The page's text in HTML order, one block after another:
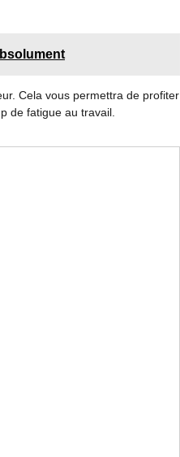
Cela vous permettra de profiter
de fatigue au travail.